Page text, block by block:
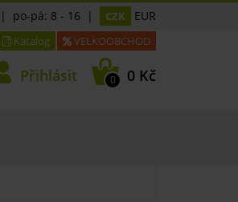
| po-pá: 8 - 16 | CZK EUR
Katalog VELKOOBCHOD
Přihlásit 0 0 Kč